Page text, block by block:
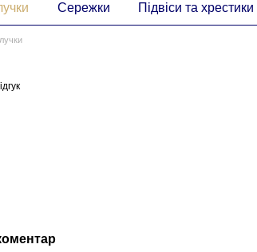
Сережки Підвіси та хрестики